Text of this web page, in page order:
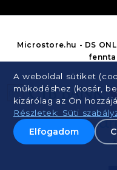
A weboldal sütiket
működéshez (kosár,
kizárólag az Ön
Részletek: Süti
Elfogadom
Microstore.hu - DS